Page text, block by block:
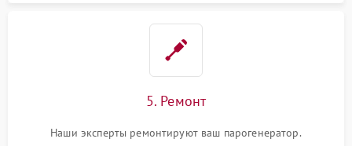
5. Ремонт
Наши эксперты ремонтируют ваш парогенератор.